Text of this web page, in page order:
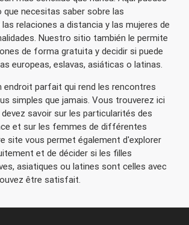
necesitas saber sobre las
relaciones a distancia y las mujeres de
Nuestro sitio también le permite
de forma gratuita y decidir si puede
europeas, eslavas, asiáticas o latinas.
endroit parfait qui rend les rencontres
simples que jamais. Vous trouverez ici
savoir sur les particularités des
et sur les femmes de différentes
site vous permet également d'explorer
et de décider si les filles
asiatiques ou latines sont celles avec
être satisfait.